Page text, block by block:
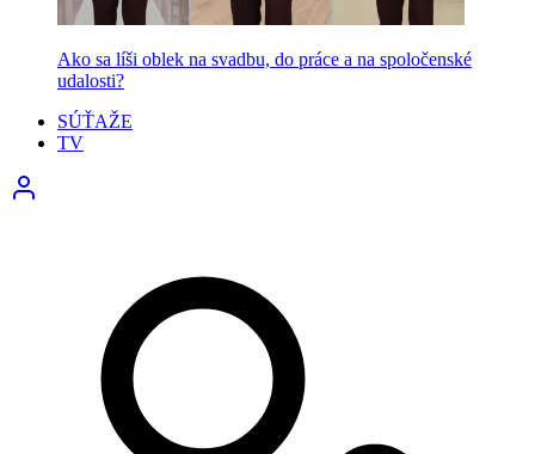
Ako sa líši oblek na svadbu, do práce a na spoločenské
udalosti?
SÚŤAŽE
TV